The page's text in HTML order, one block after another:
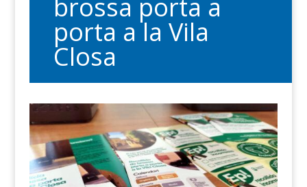
brossa porta a
porta a la Vila
Closa